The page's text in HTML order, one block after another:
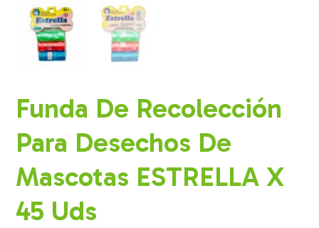
Funda De Recolección
Para Desechos De
Mascotas ESTRELLA X
45 Uds